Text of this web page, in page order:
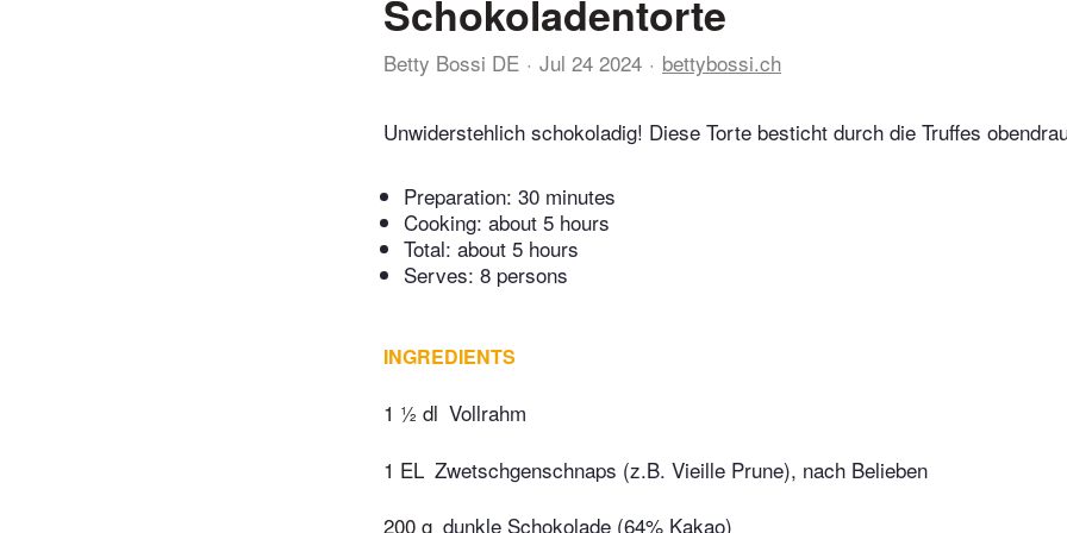
Schokoladentorte
Betty Bossi DE Jul 24 2024 bettybossi.ch
Unwiderstehlich schokoladig! Diese Torte besticht durch die Truffes
Preparation: 30 minutes
Cooking: about 5 hours
Total: about 5 hours
Serves: 8 persons
INGREDIENTS
1 ½ dl Vollrahm
1 EL Zwetschgenschnaps (z.B. Vieille Prune), nach Belieben
200 g dunkle Schokolade (64% Kakao)